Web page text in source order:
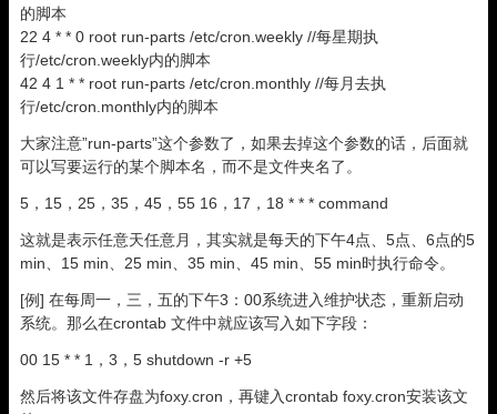
的脚本
22 4 * * 0 root run-parts /etc/cron.weekly //每星期执
行/etc/cron.weekly内的脚本
42 4 1 * * root run-parts /etc/cron.monthly //每月去执
行/etc/cron.monthly内的脚本
大家注意”run-parts”这个参数了，如果去掉这个参数的话，后面就
可以写要运行的某个脚本名，而不是文件夹名了。
5，15，25，35，45，55 16，17，18 * * * command
这就是表示任意天任意月，其实就是每天的下午4点、5点、6点的5
min、15 min、25 min、35 min、45 min、55 min时执行命令。
[例] 在每周一，三，五的下午3：00系统进入维护状态，重新启动
系统。那么在crontab 文件中就应该写入如下字段：
00 15 * * 1，3，5 shutdown -r +5
然后将该文件存盘为foxy.cron，再键入crontab foxy.cron安装该文